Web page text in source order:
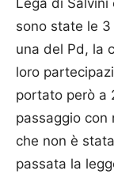
Lega di
sono state le
una del Pd, la
loro
portato però a
passaggio con
che non è
passata la